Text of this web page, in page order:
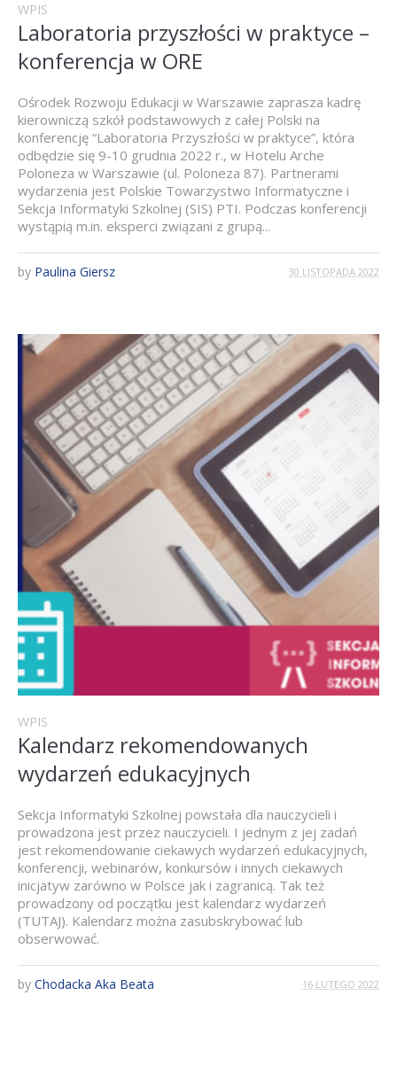
WPIS
Laboratoria przyszłości w praktyce –
konferencja w ORE
Ośrodek Rozwoju Edukacji w Warszawie zaprasza kadrę
kierowniczą szkół podstawowych z całej Polski na
konferencję “Laboratoria Przyszłości w praktyce”, która
odbędzie się 9-10 grudnia 2022 r., w Hotelu Arche
Poloneza w Warszawie (ul. Poloneza 87). Partnerami
wydarzenia jest Polskie Towarzystwo Informatyczne i
Sekcja Informatyki Szkolnej (SIS) PTI. Podczas konferencji
wystąpią m.in. eksperci związani z grupą...
30 LISTOPADA 2022
by Paulina Giersz
WPIS
Kalendarz rekomendowanych
wydarzeń edukacyjnych
Sekcja Informatyki Szkolnej powstała dla nauczycieli i
prowadzona jest przez nauczycieli. I jednym z jej zadań
jest rekomendowanie ciekawych wydarzeń edukacyjnych,
konferencji, webinarów, konkursów i innych ciekawych
inicjatyw zarówno w Polsce jak i zagranicą. Tak też
prowadzony od początku jest kalendarz wydarzeń
(TUTAJ). Kalendarz można zasubskrybować lub
obserwować.
16 LUTEGO 2022
by Chodacka Aka Beata